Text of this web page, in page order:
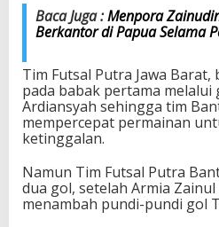
F
u
a
l
P
u
a
J
a
Baca Juga :Menpora
Berkantor di Papua Selama
Tim Futsal Putra Jawa
pada babak pertama melalui
Ardiansyah sehingga tim
mempercepat permainan
ketinggalan.
Namun Tim Futsal Putra
dua gol, setelah Armia
menambah pundi-pundi gol